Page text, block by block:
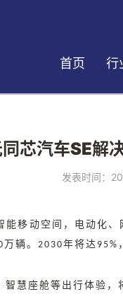
首页 行
芯汽车SE解
发表时间：
移动空间，电动化
辆。2030年将达95%
慧座舱等出行体验，